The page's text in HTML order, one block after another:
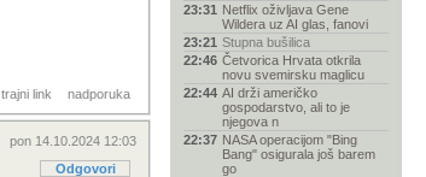
trajni link nadporuka
pon 14.10.2024 12:03
Odgovori
23:31 Netflix oživljava Gene
Wildera uz AI glas, fanovi
23:21 Stupna bušilica
22:46 Četvorica Hrvata otkrila
novu svemirsku maglicu
22:44 AI drži američko
gospodarstvo, ali to je
njegova n
22:37 NASA operacijom "Bing
Bang" osigurala još barem
go